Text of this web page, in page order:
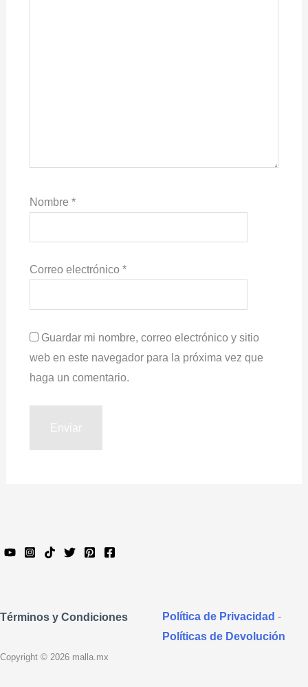
Nombre *
Correo electrónico *
Guardar mi nombre, correo electrónico y sitio
web en este navegador para la próxima vez que
haga un comentario.
Términos y Condiciones Política de Privacidad -
Políticas de Devolución
Copyright © 2026 malla.mx